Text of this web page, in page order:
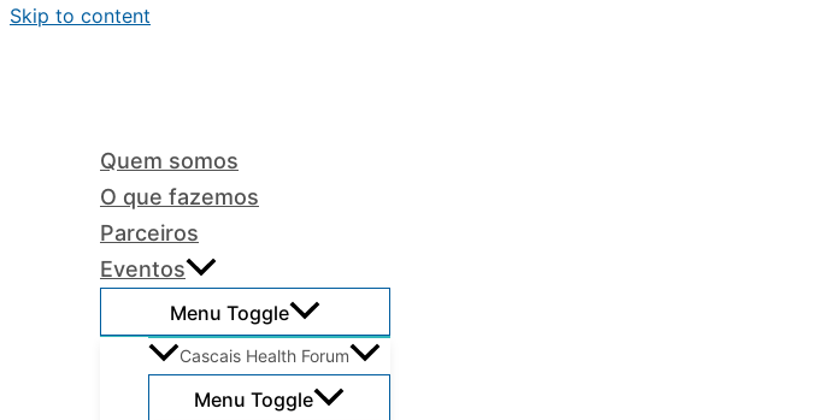
Skip to content
Quem somos
O que fazemos
Parceiros
Eventos
Menu Toggle
Cascais Health Forum
Menu Toggle